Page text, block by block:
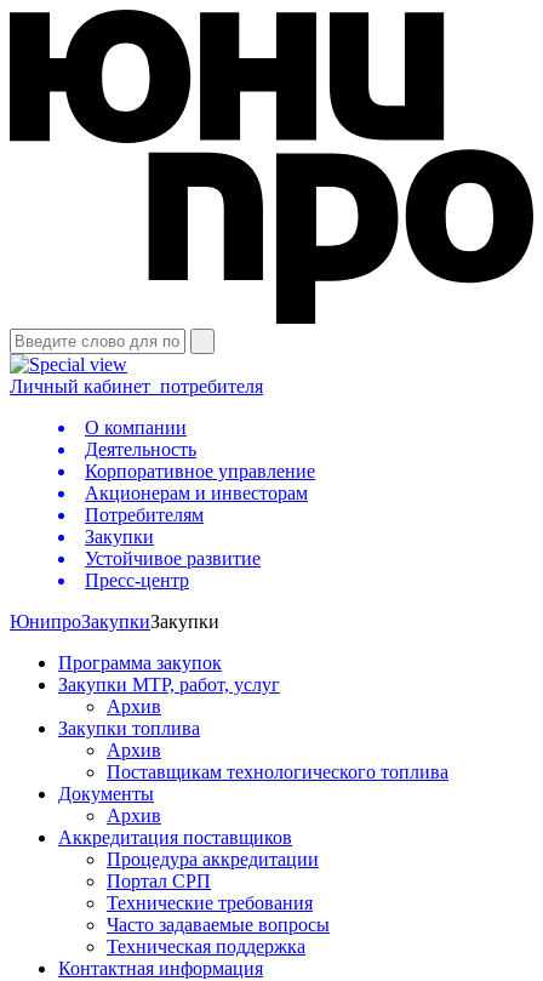
Личный кабинет потребителя
О компании
Деятельность
Корпоративное управление
Акционерам и инвесторам
Потребителям
Закупки
Устойчивое развитие
Пресс-центр
ЮнипроЗакупкиЗакупки
Программа закупок
Закупки МТР, работ, услуг
Архив
Закупки топлива
Архив
Поставщикам технологического топлива
Документы
Архив
Аккредитация поставщиков
Процедура аккредитации
Портал СРП
Технические требования
Часто задаваемые вопросы
Техническая поддержка
Контактная информация